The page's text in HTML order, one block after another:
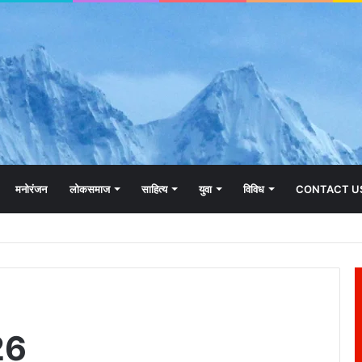
मनोरंजन लोकसमाज साहित्य युवा विविध CONTACT